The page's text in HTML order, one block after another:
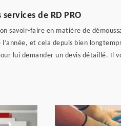
de RD PRO
savoir-faire en matière de
et cela depuis bien
lui demander un devis détaillé. Il